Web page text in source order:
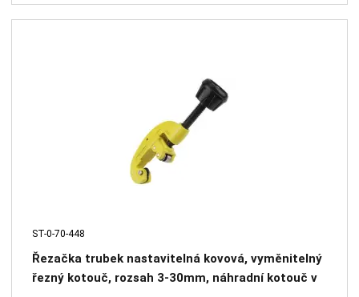
ST-0-70-448
Řezačka trubek nastavitelná kovová, vyměnitelný
řezný kotouč, rozsah 3-30mm, náhradní kotouč v